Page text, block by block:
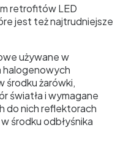
retrofitów LED
jest też najtrudniejsze
używane w
halogenowych
środku żarówki,
światła i wymagane
do nich reflektorach
środku odbłyśnika